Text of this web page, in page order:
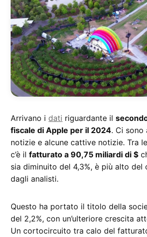
Arrivano i dati riguardante il
fiscale di Apple per il 2024. Ci sono
notizie e alcune cattive notizie. Tra
c’è ilfatturato a 90,75 miliardi di $
sia diminuito del 4,3%, è più alto del
dagli analisti.
Questo ha portato il titolo della
del 2,2%, con un’ulteriore crescita
Un cortocircuito tra calo del